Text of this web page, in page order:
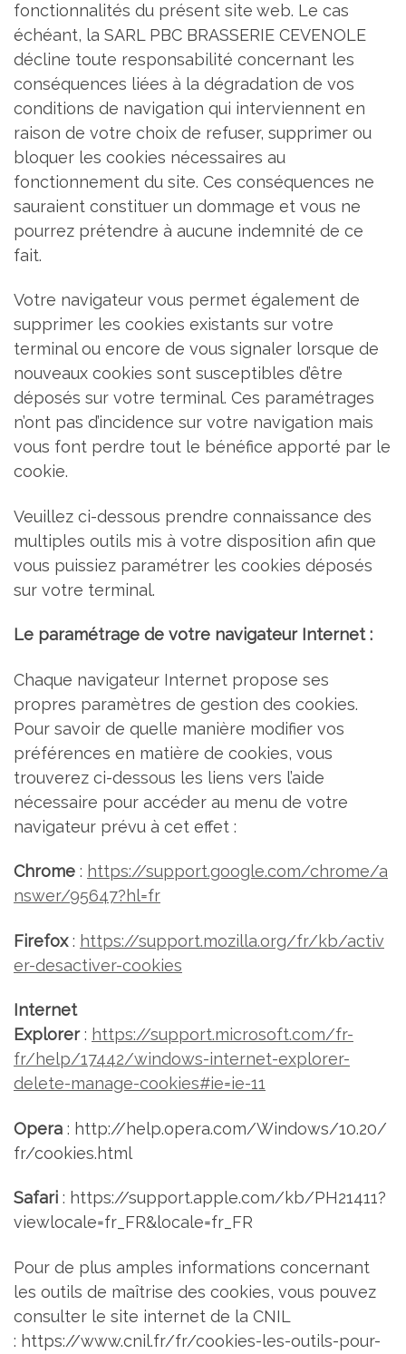
fonctionnalités du présent site web. Le cas
échéant, la SARL PBC BRASSERIE CEVENOLE
décline toute responsabilité concernant les
conséquences liées à la dégradation de vos
conditions de navigation qui interviennent en
raison de votre choix de refuser, supprimer ou
bloquer les cookies nécessaires au
fonctionnement du site. Ces conséquences ne
sauraient constituer un dommage et vous ne
pourrez prétendre à aucune indemnité de ce
fait.
Votre navigateur vous permet également de
supprimer les cookies existants sur votre
terminal ou encore de vous signaler lorsque de
nouveaux cookies sont susceptibles d’être
déposés sur votre terminal. Ces paramétrages
n’ont pas d’incidence sur votre navigation mais
vous font perdre tout le bénéfice apporté par le
cookie.
Veuillez ci-dessous prendre connaissance des
multiples outils mis à votre disposition afin que
vous puissiez paramétrer les cookies déposés
sur votre terminal.
Le paramétrage de votre navigateur Internet :
Chaque navigateur Internet propose ses
propres paramètres de gestion des cookies.
Pour savoir de quelle manière modifier vos
préférences en matière de cookies, vous
trouverez ci-dessous les liens vers l’aide
nécessaire pour accéder au menu de votre
navigateur prévu à cet effet :
Chrome : https://support.google.com/chrome/a
nswer/95647?hl=fr
Firefox: https://support.mozilla.org/fr/kb/activ
er-desactiver-cookies
Internet
Explorer: https://support.microsoft.com/fr-
fr/help/17442/windows-internet-explorer-
delete-manage-cookies#ie=ie-11
Opera : http://help.opera.com/Windows/10.20/
fr/cookies.html
Safari : https://support.apple.com/kb/PH21411?
viewlocale=fr_FR&locale=fr_FR
Pour de plus amples informations concernant
les outils de maîtrise des cookies, vous pouvez
consulter le site internet de la CNIL
: https://www.cnil.fr/fr/cookies-les-outils-pour-